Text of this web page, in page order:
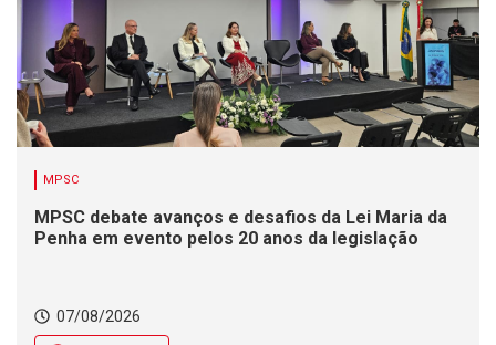
MPSC
MPSC debate avanços e desafios da Lei Maria da
Penha em evento pelos 20 anos da legislação
07/08/2026